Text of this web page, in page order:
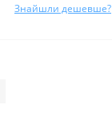
Знайшли дешевше?